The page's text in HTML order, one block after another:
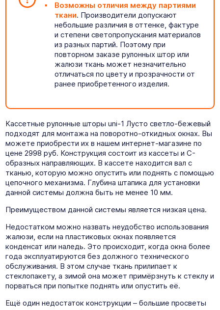
Возможны отличия между партиями
ткани. Производители допускают
небольшие различия в оттенке, фактуре
и степени светопропускания материалов
из разных партий. Поэтому при
повторном заказе рулонных штор или
жалюзи ткань может незначительно
отличаться по цвету и прозрачности от
ранее приобретенного изделия.
Кассетные рулонные шторы uni-1 Лусто светло-бежевый
подходят для монтажа на поворотно-откидных окнах. Вы
можете приобрести их в нашем интернет-магазине по
цене 2998 руб. Конструкция состоит из кассеты и C-
образных направляющих. В кассете находится вал с
тканью, которую можно опустить или поднять с помощью
цепочного механизма. Глубина штапика для установки
данной системы должна быть не менее 10 мм.
Преимуществом данной системы является низкая цена.
Недостатком можно назвать неудобство использования
жалюзи, если на пластиковых окнах появляется
конденсат или наледь. Это происходит, когда окна более
года эксплуатируются без должного технического
обслуживания. В этом случае ткань прилипает к
стеклопакету, а зимой она может примёрзнуть к стеклу и
порваться при попытке поднять или опустить её.
Ещё один недостаток конструкции – большие просветы